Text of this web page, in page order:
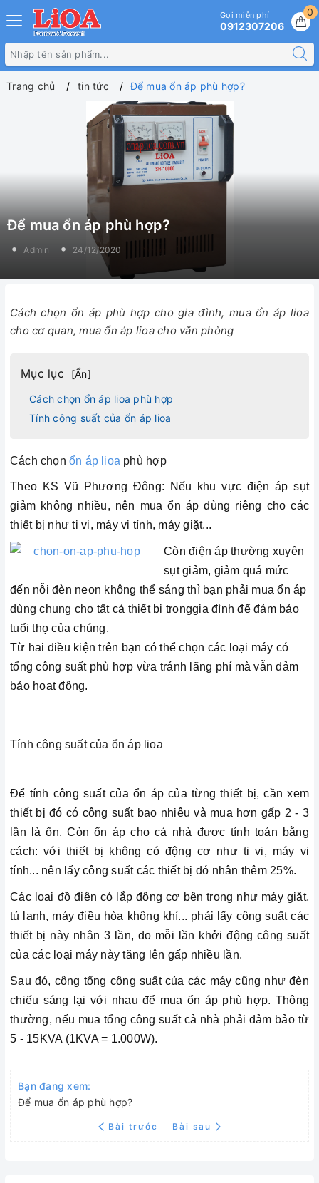
0
Gọi miễn phí
0912307206
Trang chủ tin tức Để mua ổn áp phù hợp?
Để mua ổn áp phù hợp?
Admin 24/12/2020
Cách chọn ổn áp phù hợp cho gia đình, mua ổn áp lioa
cho cơ quan, mua ổn áp lioa cho văn phòng
Mục lục [Ẩn]
Cách chọn ổn áp lioa phù hợp
Tính công suất của ổn áp lioa
Cách chọn ổn áp lioa phù hợp
Theo KS Vũ Phương Đông: Nếu khu vực điện áp sụt
giảm không nhiều, nên mua ổn áp dùng riêng cho các
thiết bị như ti vi, máy vi tính, máy giặt...
Còn điện áp thường xuyên
sụt giảm, giảm quá mức
đến nỗi đèn neon không thể sáng thì bạn phải mua ổn áp
dùng chung cho tất cả thiết bị tronggia đình để đảm bảo
tuổi thọ của chúng.
Từ hai điều kiện trên bạn có thể chọn các loại máy có
tổng công suất phù hợp vừa tránh lãng phí mà vẫn đảm
bảo hoạt động.
Tính công suất của ổn áp lioa
Để tính công suất của ổn áp của từng thiết bị, cần xem
thiết bị đó có công suất bao nhiêu và mua hơn gấp 2 - 3
lần là ổn. Còn ổn áp cho cả nhà được tính toán bằng
cách: với thiết bị không có động cơ như ti vi, máy vi
tính... nên lấy công suất các thiết bị đó nhân thêm 25%.
Các loại đồ điện có lắp động cơ bên trong như máy giặt,
tủ lạnh, máy điều hòa không khí... phải lấy công suất các
thiết bị này nhân 3 lần, do mỗi lần khởi động công suất
của các loại máy này tăng lên gấp nhiều lần.
Sau đó, cộng tổng công suất của các máy cũng như đèn
chiếu sáng lại với nhau để mua ổn áp phù hợp. Thông
thường, nếu mua tổng công suất cả nhà phải đảm bảo từ
5 - 15KVA (1KVA = 1.000W).
Bạn đang xem:
Để mua ổn áp phù hợp?
Bài trước Bài sau